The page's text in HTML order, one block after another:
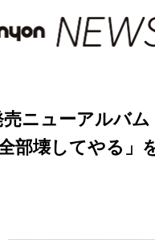
売ニューアルバ
部壊してやる」